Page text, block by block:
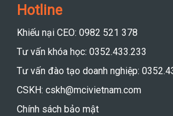
Hotline
Khiếu nại CEO: 0982 521 378
Tư vấn khóa học: 0352.433.233
Tư vấn đào tạo doanh nghiệp:
CSKH: cskh@mcivietnam.com
Chính sách bảo mật